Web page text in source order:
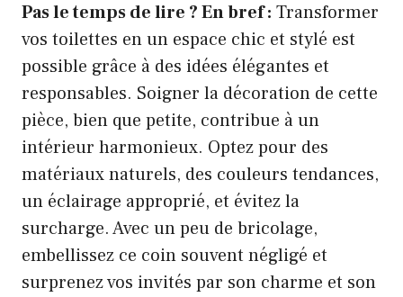
Pas le temps de lire ? En bref : Transformer
vos toilettes en un espace chic et stylé est
possible grâce à des idées élégantes et
responsables. Soigner la décoration de cette
pièce, bien que petite, contribue à un
intérieur harmonieux. Optez pour des
matériaux naturels, des couleurs tendances,
un éclairage approprié, et évitez la
surcharge. Avec un peu de bricolage,
embellissez ce coin souvent négligé et
surprenez vos invités par son charme et son